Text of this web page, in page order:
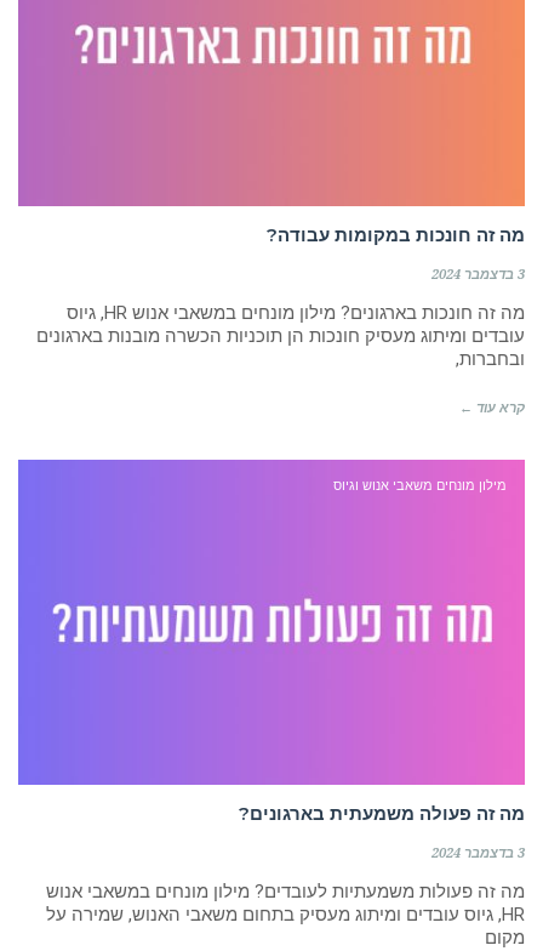
מה זה חונכות במקומות עבודה?
3 בדצמבר 2024
מה זה חונכות בארגונים? מילון מונחים במשאבי אנוש HR, גיוס
עובדים ומיתוג מעסיק חונכות הן תוכניות הכשרה מובנות בארגונים
ובחברות,
קרא עוד ←
מילון מונחים משאבי אנוש וגיוס
מה זה פעולה משמעתית בארגונים?
3 בדצמבר 2024
מה זה פעולות משמעתיות לעובדים? מילון מונחים במשאבי אנוש
HR, גיוס עובדים ומיתוג מעסיק בתחום משאבי האנוש, שמירה על
מקום